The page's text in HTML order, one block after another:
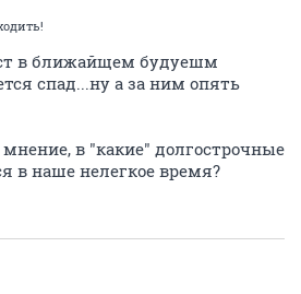
в ближайщем будуешм
спад...ну а за ним опять
в "какие" долгострочные
в наше нелегкое время?